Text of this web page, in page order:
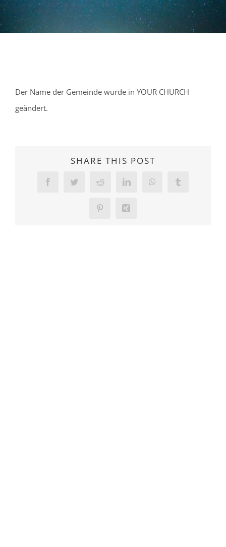
Der Name der Gemeinde wurde in YOUR CHURCH
geändert.
SHARE THIS POST
Facebook Twitter Reddit LinkedIn WhatsApp
Pinterest